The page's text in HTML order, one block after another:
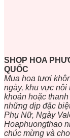
SHOP HOA
QUỐC
Mua hoa tươi
ngày, khu vực nội
khoản hoặc
những dịp đặc
Phụ Nữ, Ngày
Hoaphuongthao
chúc mừng và